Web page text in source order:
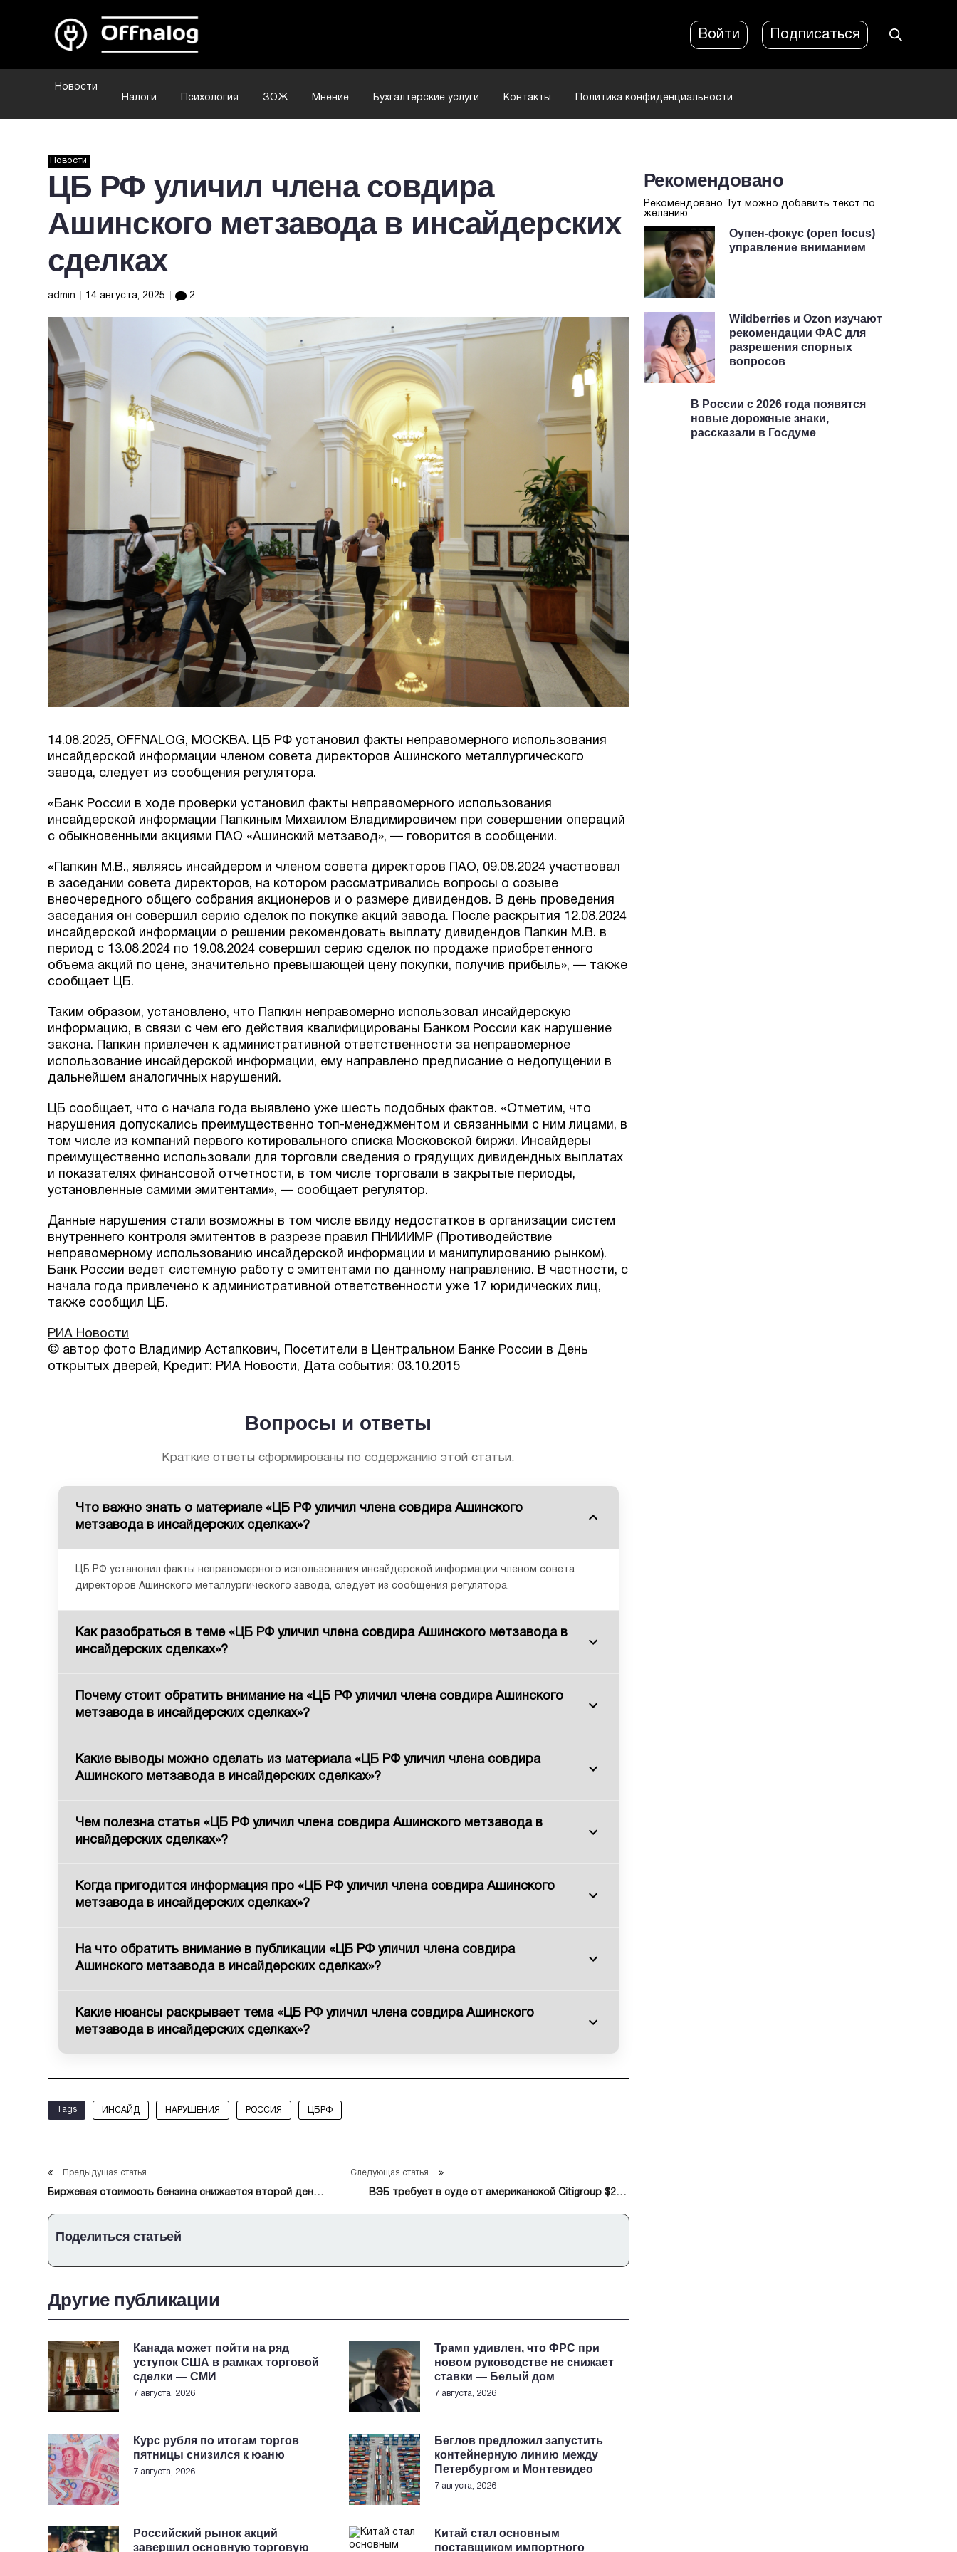
Войти Подписаться
Новости
Налоги
Психология ЗОЖ Мнение Бухгалтерские услуги Контакты Политика конфиденциальности
Новости
ЦБ РФ уличил члена совдира
Ашинского метзавода в инсайдерских
сделках
admin 14 августа, 2025 2
14.08.2025, OFFNALOG, МОСКВА. ЦБ РФ установил факты неправомерного использования
инсайдерской информации членом совета директоров Ашинского металлургического
завода, следует из сообщения регулятора.
«Банк России в ходе проверки установил факты неправомерного использования
инсайдерской информации Папкиным Михаилом Владимировичем при совершении операций
с обыкновенными акциями ПАО «Ашинский метзавод», — говорится в сообщении.
«Папкин М.В., являясь инсайдером и членом совета директоров ПАО, 09.08.2024 участвовал
в заседании совета директоров, на котором рассматривались вопросы о созыве
внеочередного общего собрания акционеров и о размере дивидендов. В день проведения
заседания он совершил серию сделок по покупке акций завода. После раскрытия 12.08.2024
инсайдерской информации о решении рекомендовать выплату дивидендов Папкин М.В. в
период с 13.08.2024 по 19.08.2024 совершил серию сделок по продаже приобретенного
объема акций по цене, значительно превышающей цену покупки, получив прибыль», — также
сообщает ЦБ.
Таким образом, установлено, что Папкин неправомерно использовал инсайдерскую
информацию, в связи с чем его действия квалифицированы Банком России как нарушение
закона. Папкин привлечен к административной ответственности за неправомерное
использование инсайдерской информации, ему направлено предписание о недопущении в
дальнейшем аналогичных нарушений.
ЦБ сообщает, что с начала года выявлено уже шесть подобных фактов. «Отметим, что
нарушения допускались преимущественно топ-менеджментом и связанными с ним лицами, в
том числе из компаний первого котировального списка Московской биржи. Инсайдеры
преимущественно использовали для торговли сведения о грядущих дивидендных выплатах
и показателях финансовой отчетности, в том числе торговали в закрытые периоды,
установленные самими эмитентами», — сообщает регулятор.
Данные нарушения стали возможны в том числе ввиду недостатков в организации систем
внутреннего контроля эмитентов в разрезе правил ПНИИИМР (Противодействие
неправомерному использованию инсайдерской информации и манипулированию рынком).
Банк России ведет системную работу с эмитентами по данному направлению. В частности, с
начала года привлечено к административной ответственности уже 17 юридических лиц,
также сообщил ЦБ.
РИА Новости
© автор фото Владимир Астапкович, Посетители в Центральном Банке России в День
открытых дверей, Кредит: РИА Новости, Дата события: 03.10.2015
Вопросы и ответы
Краткие ответы сформированы по содержанию этой статьи.
Что важно знать о материале «ЦБ РФ уличил члена совдира Ашинского
метзавода в инсайдерских сделках»?
ЦБ РФ установил факты неправомерного использования инсайдерской информации членом совета
директоров Ашинского металлургического завода, следует из сообщения регулятора.
Как разобраться в теме «ЦБ РФ уличил члена совдира Ашинского метзавода в
инсайдерских сделках»?
Почему стоит обратить внимание на «ЦБ РФ уличил члена совдира Ашинского
метзавода в инсайдерских сделках»?
Какие выводы можно сделать из материала «ЦБ РФ уличил члена совдира
Ашинского метзавода в инсайдерских сделках»?
Чем полезна статья «ЦБ РФ уличил члена совдира Ашинского метзавода в
инсайдерских сделках»?
Когда пригодится информация про «ЦБ РФ уличил члена совдира Ашинского
метзавода в инсайдерских сделках»?
На что обратить внимание в публикации «ЦБ РФ уличил члена совдира
Ашинского метзавода в инсайдерских сделках»?
Какие нюансы раскрывает тема «ЦБ РФ уличил члена совдира Ашинского
метзавода в инсайдерских сделках»?
Tags ИНСАЙД НАРУШЕНИЯ РОССИЯ ЦБРФ
Предыдущая статья
Биржевая стоимость бензина снижается второй день
Следующая статья
ВЭБ требует в суде от американской Citigroup $22,6
Поделиться статьей
Другие публикации
Канада может пойти на ряд
уступок США в рамках торговой
сделки — СМИ
7 августа, 2026
Трамп удивлен, что ФРС при
новом руководстве не снижает
ставки — Белый дом
7 августа, 2026
Курс рубля по итогам торгов
пятницы снизился к юаню
7 августа, 2026
Беглов предложил запустить
контейнерную линию между
Петербургом и Монтевидео
7 августа, 2026
Российский рынок акций
завершил основную торговую
Китай стал основным
поставщиком импортного
Рекомендовано
Рекомендовано Тут можно добавить текст по
желанию
Оупен-фокус (open focus)
управление вниманием
Wildberries и Ozon изучают
рекомендации ФАС для
разрешения спорных
вопросов
В России с 2026 года появятся
новые дорожные знаки,
рассказали в Госдуме